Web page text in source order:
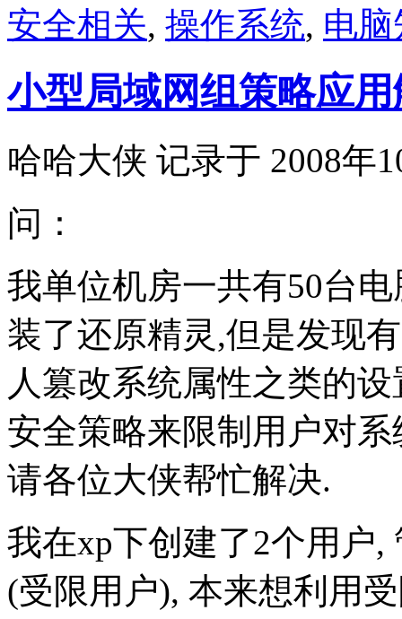
安全相关, 操作系统, 电
小型局域网组策略应
哈哈大侠 记录于 2008年
问：
我单位机房一共有50台
装了还原精灵,但是发现
人篡改系统属性之类的
安全策略来限制用户对
请各位大侠帮忙解决.
我在xp下创建了2个用户
(受限用户), 本来想利用